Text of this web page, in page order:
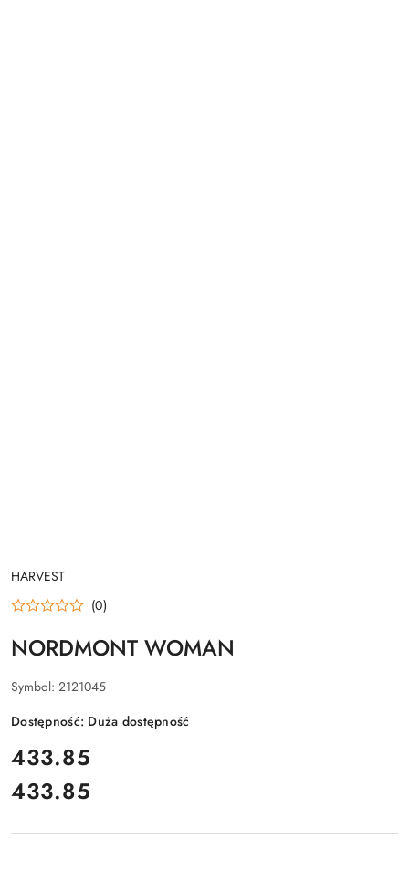
NAZWA
PRODUCENTA:
HARVEST
(0)
NORDMONT WOMAN
Symbol: 2121045
Dostępność: Duża dostępność
cena:
433.85
Cena:
433.85